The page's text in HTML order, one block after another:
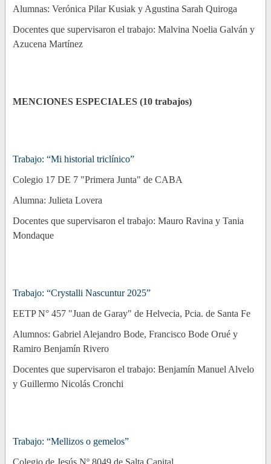
Alumnas: Verónica Pilar Kusiak y Agustina Sarah Quiroga
Docentes que supervisaron el trabajo: Malvina Noelia Galván y
Azucena Martínez
MENCIONES ESPECIALES (10 trabajos)
Trabajo: “Mi historial triclínico”
Colegio 17 DE 7 "Primera Junta" de CABA
Alumna: Julieta Lovera
Docentes que supervisaron el trabajo: Mauro Ravina y Tania
Mondaque
Trabajo: “Crystalli Nascuntur 2025”
EETP N° 457 "Juan de Garay" de Helvecia, Pcia. de Santa Fe
Alumnos: Gabriel Alejandro Bode, Francisco Bode Orué y
Ramiro Benjamín Rivero
Docentes que supervisaron el trabajo: Benjamín Manuel Alvelo
y Guillermo Nicolás Cronchi
Trabajo: “Mellizos o gemelos”
Colegio de Jesús Nº 8049 de Salta Capital